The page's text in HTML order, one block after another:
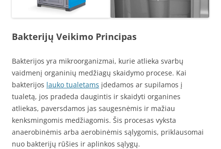
Bakterijų Veikimo Principas
Bakterijos yra mikroorganizmai, kurie atlieka svarbų
vaidmenį organinių medžiagų skaidymo procese. Kai
bakterijos lauko tualetams įdedamos ar supilamos į
tualetą, jos pradeda daugintis ir skaidyti organines
atliekas, paversdamos jas saugesnėmis ir mažiau
kenksmingomis medžiagomis. Šis procesas vyksta
anaerobinėmis arba aerobinėmis sąlygomis, priklausomai
nuo bakterijų rūšies ir aplinkos sąlygų.